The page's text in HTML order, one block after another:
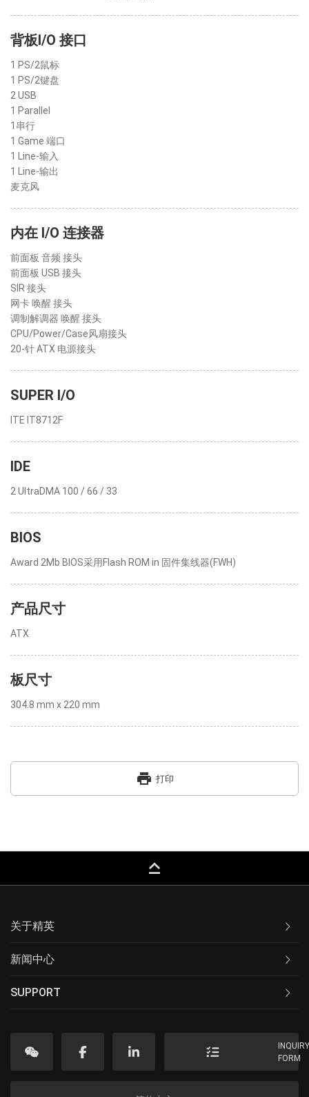
背板I/O 接口
1 PS/2鼠标
1 PS/2键盘
2 USB
1 Parallel
1串行
1 Game 端口
1 Line-输入
1 Line-输出
麦克风
内在 I/O 连接器
前面板 音频 接头
前面板 USB 接头
SIR 接头
网卡 唤醒 接头
调制解调器 唤醒 接头
CPU/Power/Case风扇接头
20-针 ATX 电源接头
SUPER I/O
ITE IT8712F
IDE
2 UltraDMA 100 / 66 / 33
BIOS
Award 2Mb BIOS采用Flash ROM in 固件集线器(FWH)
产品尺寸
ATX
板尺寸
304.8 mm x 220 mm
print 打印
keyboard_capslock
关于精英
新闻中心
SUPPORT
FORM